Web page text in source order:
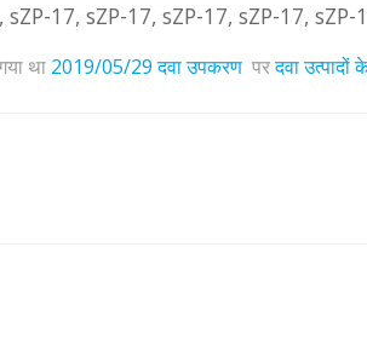
17, sZP-17, sZP-17, sZP-17, sZP-
था 2019/05/29 दवा उपकरण परदवा